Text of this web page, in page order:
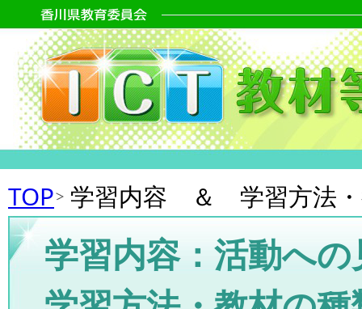
TOP 学習内容 ＆ 学習方法
学習内容：活動へ